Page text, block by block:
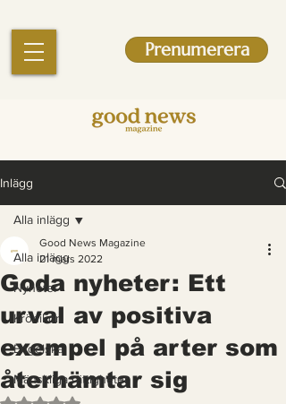
Prenumerera
Inlägg
Alla inlägg
Nyheter
Krönikor
Engelska
Mänskliga rättigheter
Alla inlägg
Goda nyheter: Ett
urval av positiva
exempel på arter som
återhämtar sig
Good News Magazine
21 mars 2022